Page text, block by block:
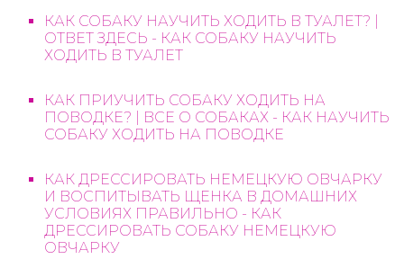
КАК СОБАКУ НАУЧИТЬ ХОДИТЬ В ТУАЛЕТ? |
ОТВЕТ ЗДЕСЬ - КАК СОБАКУ НАУЧИТЬ
ХОДИТЬ В ТУАЛЕТ
КАК ПРИУЧИТЬ СОБАКУ ХОДИТЬ НА
ПОВОДКЕ? | ВСЕ О СОБАКАХ - КАК НАУЧИТЬ
СОБАКУ ХОДИТЬ НА ПОВОДКЕ
КАК ДРЕССИРОВАТЬ НЕМЕЦКУЮ ОВЧАРКУ
И ВОСПИТЫВАТЬ ЩЕНКА В ДОМАШНИХ
УСЛОВИЯХ ПРАВИЛЬНО - КАК
ДРЕССИРОВАТЬ СОБАКУ НЕМЕЦКУЮ
ОВЧАРКУ